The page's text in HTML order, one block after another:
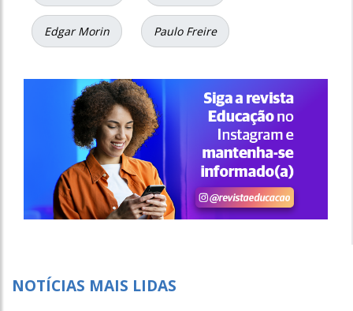
Edgar Morin Paulo Freire
NOTÍCIAS MAIS LIDAS